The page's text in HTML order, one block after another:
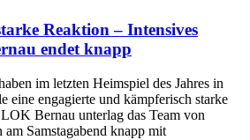
Reaktion – Intensives
endet knapp
im letzten Heimspiel des Jahres in
eine engagierte und kämpferisch starke
Bernau unterlag das Team von
Samstagabend knapp mit